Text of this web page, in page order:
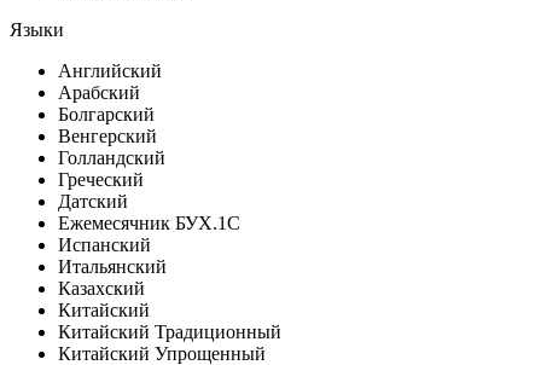
Языки
Английский
Арабский
Болгарский
Венгерский
Голландский
Греческий
Датский
Ежемесячник БУХ.1С
Испанский
Итальянский
Казахский
Китайский
Китайский Традиционный
Китайский Упрощенный